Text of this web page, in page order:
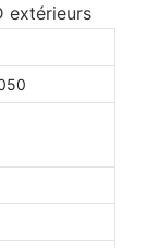
extérieurs